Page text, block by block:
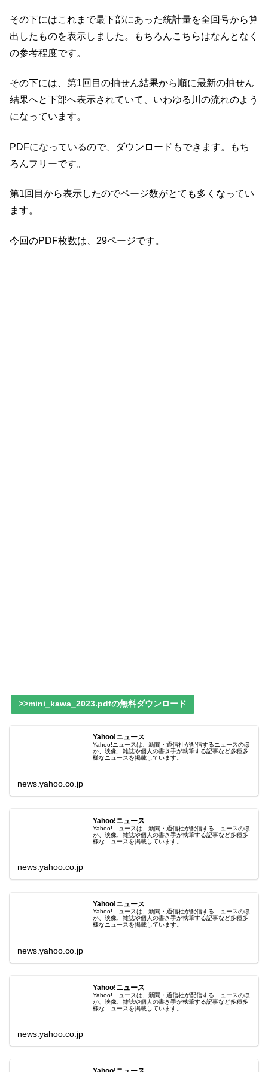
その下にはこれまで最下部にあった統計量を全回号から算
出したものを表示しました。もちろんこちらはなんとなく
の参考程度です。
その下には、第1回目の抽せん結果から順に最新の抽せん
結果へと下部へ表示されていて、いわゆる川の流れのよう
になっています。
PDFになっているので、ダウンロードもできます。もち
ろんフリーです。
第1回目から表示したのでページ数がとても多くなってい
ます。
今回のPDF枚数は、29ページです。
>>mini_kawa_2023.pdfの無料ダウンロード
Yahoo!ニュース
Yahoo!ニュースは、新聞・通信社が配信するニュースのほ
か、映像、雑誌や個人の書き手が執筆する記事など多種多
様なニュースを掲載しています。
news.yahoo.co.jp
Yahoo!ニュース
Yahoo!ニュースは、新聞・通信社が配信するニュースのほ
か、映像、雑誌や個人の書き手が執筆する記事など多種多
様なニュースを掲載しています。
news.yahoo.co.jp
Yahoo!ニュース
Yahoo!ニュースは、新聞・通信社が配信するニュースのほ
か、映像、雑誌や個人の書き手が執筆する記事など多種多
様なニュースを掲載しています。
news.yahoo.co.jp
Yahoo!ニュース
Yahoo!ニュースは、新聞・通信社が配信するニュースのほ
か、映像、雑誌や個人の書き手が執筆する記事など多種多
様なニュースを掲載しています。
news.yahoo.co.jp